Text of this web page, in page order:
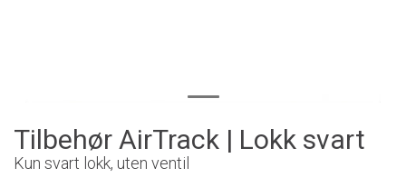
Tilbehør AirTrack | Lokk svart
Kun svart lokk, uten ventil